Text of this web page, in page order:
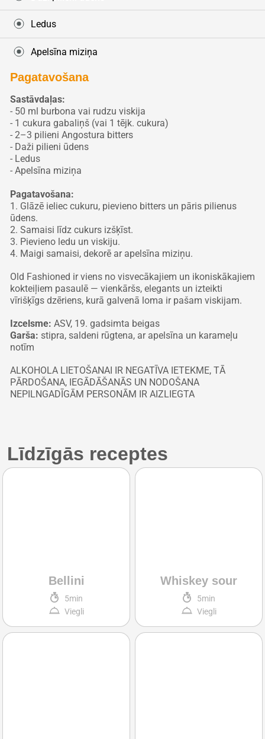
Ledus
Apelsīna miziņa
Pagatavošana
Sastāvdaļas:
- 50 ml burbona vai rudzu viskija
- 1 cukura gabaliņš (vai 1 tējk. cukura)
- 2–3 pilieni Angostura bitters
- Daži pilieni ūdens
- Ledus
- Apelsīna miziņa
Pagatavošana:
1. Glāzē ieliec cukuru, pievieno bitters un pāris pilienus
ūdens.
2. Samaisi līdz cukurs izšķīst.
3. Pievieno ledu un viskiju.
4. Maigi samaisi, dekorē ar apelsīna miziņu.
Old Fashioned ir viens no visvecākajiem un ikoniskākajiem
kokteiļiem pasaulē — vienkāršs, elegants un izteikti
vīrišķīgs dzēriens, kurā galvenā loma ir pašam viskijam.
Izcelsme: ASV, 19. gadsimta beigas
Garša: stipra, saldeni rūgtena, ar apelsīna un karameļu
notīm
ALKOHOLA LIETOŠANAI IR NEGATĪVA IETEKME, TĀ
PĀRDOŠANA, IEGĀDĀŠANĀS UN NODOŠANA
NEPILNGADĪGĀM PERSONĀM IR AIZLIEGTA
Līdzīgās receptes
Bellini
5min
Viegli
Whiskey sour
5min
Viegli